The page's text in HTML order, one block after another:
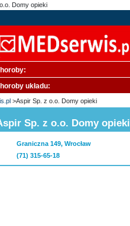
Domy opieki
układu:
>Aspir Sp. z o.o. Domy opieki
Sp. z o.o. Domy opieki
Graniczna 149, Wrocław
(71) 315-65-18